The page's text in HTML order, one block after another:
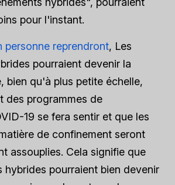
pour l'instant.
personne reprendront, Les
pourraient devenir la
bien qu'à plus petite échelle,
des programmes de
19 se fera sentir et que les
de confinement seront
assouplies. Cela signifie que
hybrides pourraient bien devenir